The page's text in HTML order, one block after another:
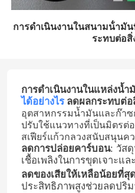
การดําเนินงานในสนามน้ํามั
ระทบต่อสิ่
การดำเนินงานในแหล่งน้ำ
ได้อย่างไร ลดผลกระทบต่อ
อุตสาหกรรมน้ำมันและก๊า
ปรับใช้แนวทางที่เป็นมิตรต่
สเฟียร์แก้วกลวงสนับสนุนค
ลดการปล่อยคาร์บอน: วัส
เชื้อเพลิงในการขุดเจาะแล
ลดของเสียให้เหลือน้อยที่สุ
ประสิทธิภาพสูงช่วยลดปริ